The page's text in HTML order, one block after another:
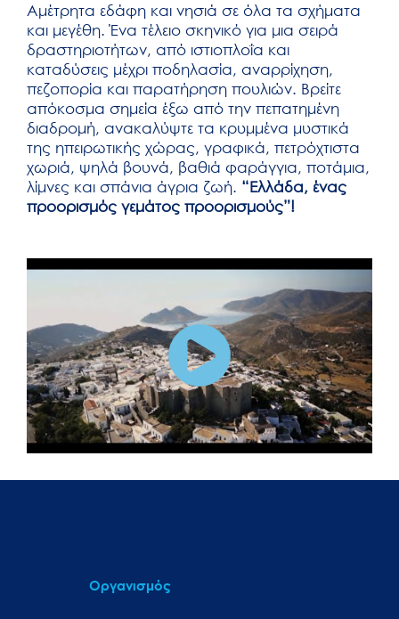
Αμέτρητα εδάφη και νησιά σε όλα τα σχήματα
και μεγέθη. Ένα τέλειο σκηνικό για μια σειρά
δραστηριοτήτων, από ιστιοπλοΐα και
καταδύσεις μέχρι ποδηλασία, αναρρίχηση,
πεζοπορία και παρατήρηση πουλιών. Βρείτε
απόκοσμα σημεία έξω από την πεπατημένη
διαδρομή, ανακαλύψτε τα κρυμμένα μυστικά
της ηπειρωτικής χώρας, γραφικά, πετρόχτιστα
χωριά, ψηλά βουνά, βαθιά φαράγγια, ποτάμια,
λίμνες και σπάνια άγρια ζωή. “Ελλάδα, ένας
προορισμός γεμάτος προορισμούς”!
Οργανισμός